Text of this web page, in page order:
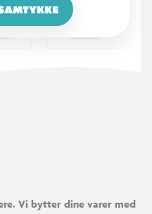
Vi bytter dine varer med